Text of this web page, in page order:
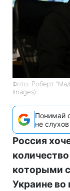
Фото: Роберт
Images)
Понимай
не слухов
Россия
которыми
Украине во